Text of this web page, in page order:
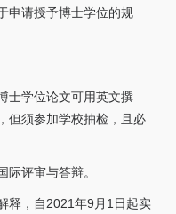
申请授予博士学位的规
士学位论文可用英文撰
但须参加学校抽检，且必
评审与答辩。
释，自2021年9月1日起实